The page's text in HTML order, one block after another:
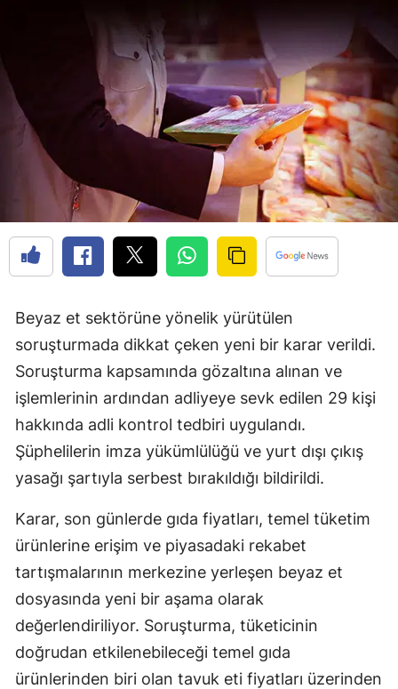
Beyaz et sektörüne yönelik yürütülen
soruşturmada dikkat çeken yeni bir karar verildi.
Soruşturma kapsamında gözaltına alınan ve
işlemlerinin ardından adliyeye sevk edilen 29 kişi
hakkında adli kontrol tedbiri uygulandı.
Şüphelilerin imza yükümlülüğü ve yurt dışı çıkış
yasağı şartıyla serbest bırakıldığı bildirildi.
Karar, son günlerde gıda fiyatları, temel tüketim
ürünlerine erişim ve piyasadaki rekabet
tartışmalarının merkezine yerleşen beyaz et
dosyasında yeni bir aşama olarak
değerlendiriliyor. Soruşturma, tüketicinin
doğrudan etkilenebileceği temel gıda
ürünlerinden biri olan tavuk eti fiyatları üzerinden